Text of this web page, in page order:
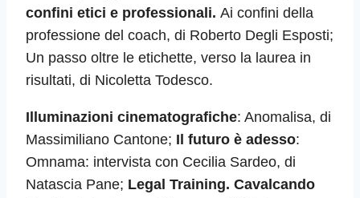
confini etici e professionali. Ai confini della
professione del coach, di Roberto Degli Esposti;
Un passo oltre le etichette, verso la laurea in
risultati, di Nicoletta Todesco.
Illuminazioni cinematografiche: Anomalisa, di
Massimiliano Cantone; Il futuro è adesso:
Omnama: intervista con Cecilia Sardeo, di
Natascia Pane; Legal Training. Cavalcando